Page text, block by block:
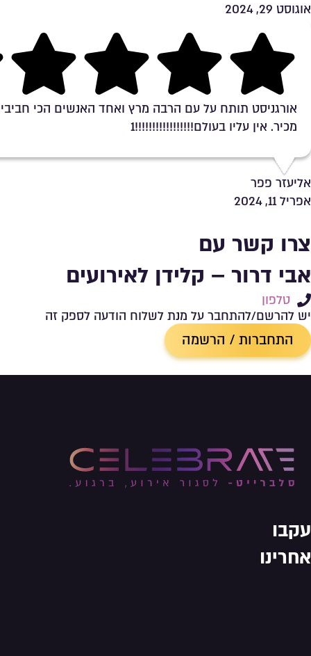
אוגוסט 29, 2024
Rating 5 out of 5
אורגניסט תותח על עם הרבה מרץ ואחד האנשים הכי
מכיר. אין עליו בעולם!!!!!!!!!!!!!!!!!1
אליעזר פפר
אפריל 11, 2024
צרו קשר עם
אבי דרור – קלידן לאירועים
טלפון
יש להרשם/להתחבר על מנת לשלוח הודעה לספק זה
התחברות / הרשמה
עקבו
אחרינו